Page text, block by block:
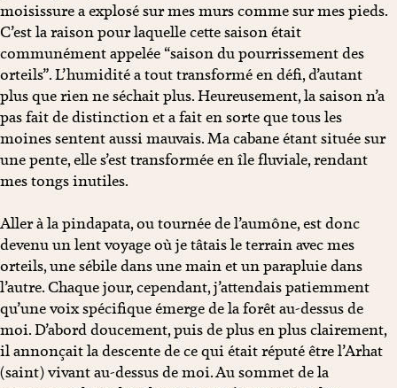
moisissure a explosé sur mes murs comme sur mes pieds.
C’est la raison pour laquelle cette saison était
communément appelée “saison du pourrissement des
orteils”. L’humidité a tout transformé en défi, d’autant
plus que rien ne séchait plus. Heureusement, la saison n’a
pas fait de distinction et a fait en sorte que tous les
moines sentent aussi mauvais. Ma cabane étant située sur
une pente, elle s’est transformée en île fluviale, rendant
mes tongs inutiles.
Aller à la pindapata, ou tournée de l’aumône, est donc
devenu un lent voyage où je tâtais le terrain avec mes
orteils, une sébile dans une main et un parapluie dans
l’autre. Chaque jour, cependant, j’attendais patiemment
qu’une voix spécifique émerge de la forêt au-dessus de
moi. D’abord doucement, puis de plus en plus clairement,
il annonçait la descente de ce qui était réputé être l’Arhat
(saint) vivant au-dessus de moi. Au sommet de la